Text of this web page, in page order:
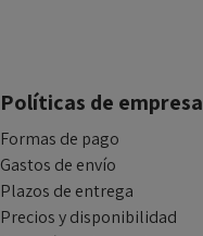
Políticas de empresa
Formas de pago
Gastos de envío
Plazos de entrega
Precios y disponibilidad